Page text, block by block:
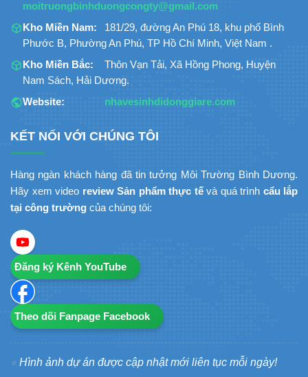
moitruongbinhduongcongty@gmail.com
Kho Miền Nam:
181/29, đường An Phú 18, khu phố Bình
Phước B, Phường An Phú, TP Hồ Chí Minh, Việt Nam .
Kho Miền Bắc:
Thôn Vạn Tải, Xã Hồng Phong, Huyện
Nam Sách, Hải Dương.
Website:
nhavesinhdidonggiare.com
KẾT NỐI VỚI CHÚNG TÔI
Hàng ngàn khách hàng đã tin tưởng Môi Trường Bình Dương.
Hãy xem video review Sản phẩm thực tếvà quá trình cẩu lắp
tại công trường của chúng tôi:
Đăng ký Kênh YouTube
Theo dõi Fanpage Facebook
⭐ Hình ảnh dự án được cập nhật mới liên tục mỗi ngày!